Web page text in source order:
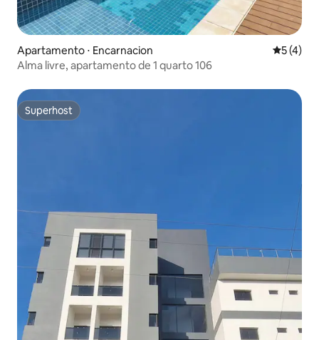
Apartamento ⋅ Encarnacion 5 de
5 (4)
Alma livre, apartamento de 1 quarto 106
Superhost
Superhost